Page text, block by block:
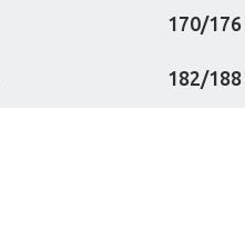
170/176
182/188